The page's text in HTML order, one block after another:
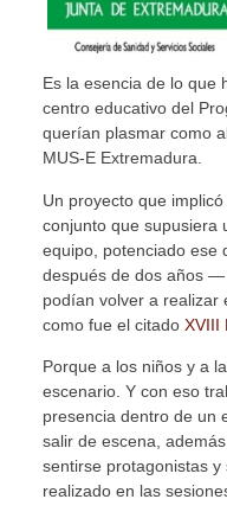
Es la esencia de lo que
centro educativo del
querían plasmar como
MUS-E Extremadura.
Un proyecto que
conjunto que supusiera
equipo, potenciado ese
después de dos años
podían volver a realizar
como fue el citado XVIII
Porque a los niños y a
escenario. Y con eso
presencia dentro de un
salir de escena,
sentirse protagonistas
realizado en las